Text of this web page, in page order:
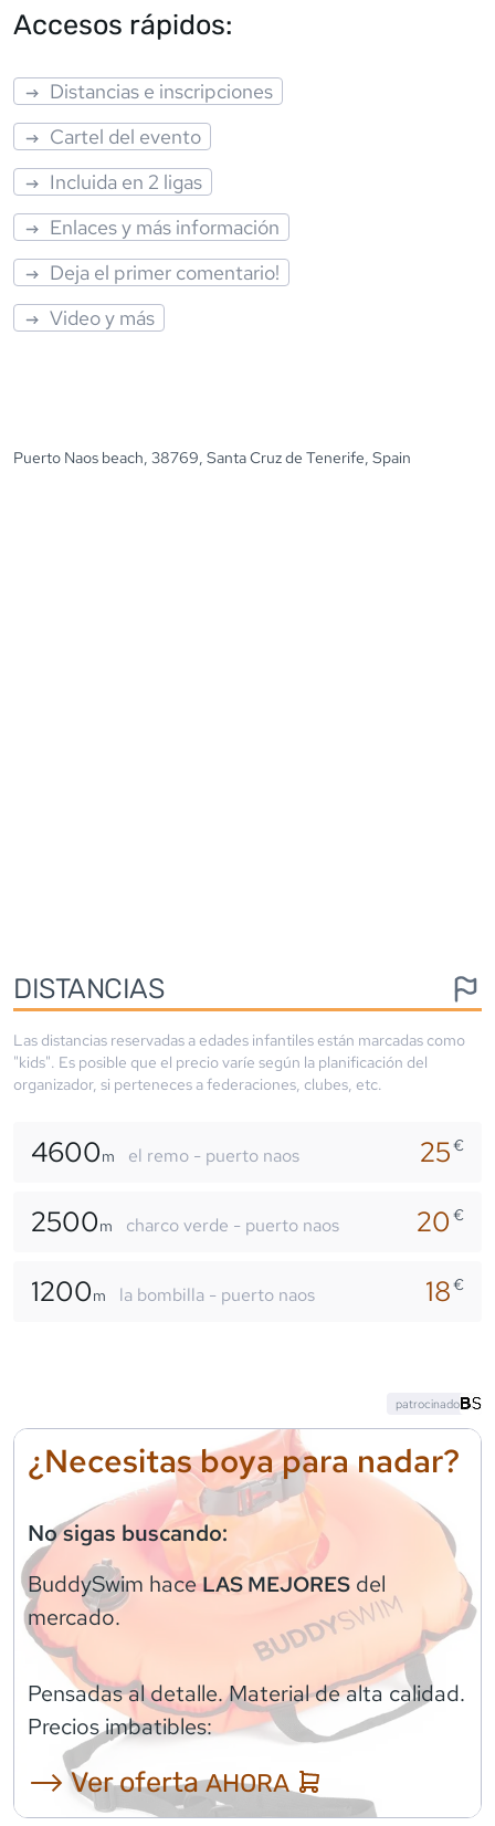
Accesos rápidos:
Distancias e inscripciones
Cartel del evento
Incluida en 2 ligas
Enlaces y más información
Deja el primer comentario!
Video y más
Puerto Naos beach, 38769, Santa Cruz de Tenerife, Spain
DISTANCIAS
Las distancias reservadas a edades infantiles están marcadas como
"kids". Es posible que el precio varíe según la planificación del
organizador, si perteneces a federaciones, clubes, etc.
4600m el remo - puerto naos 25€
2500m charco verde - puerto naos 20€
1200m la bombilla - puerto naos 18€
¿Necesitas boya para nadar?
No sigas buscando:
BuddySwim haceLAS MEJORES del
mercado.
Pensadas al detalle. Material de alta calidad.
Precios imbatibles:
⟶ Ver ofertaAHORA
patrocinado